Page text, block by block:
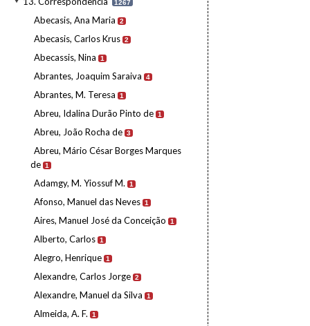
1267
Abecasis, Ana Maria 2
Abecasis, Carlos Krus 2
Abecassis, Nina 1
Abrantes, Joaquim Saraiva 4
Abrantes, M. Teresa 1
Abreu, Idalina Durão Pinto de 1
Abreu, João Rocha de 3
Abreu, Mário César Borges Marques
de 1
Adamgy, M. Yiossuf M. 1
Afonso, Manuel das Neves 1
Aires, Manuel José da Conceição 1
Alberto, Carlos 1
Alegro, Henrique 1
Alexandre, Carlos Jorge 2
Alexandre, Manuel da Silva 1
Almeida, A. F. 1